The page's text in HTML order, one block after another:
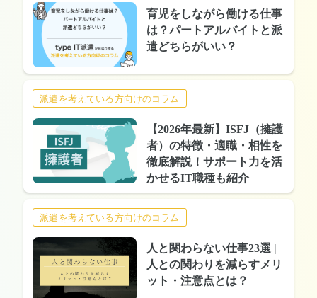
育児をしながら働ける仕事
は？パートアルバイトと派
遣どちらがいい？
派遣を考えている方向けのコラム
【2026年最新】ISFJ（擁護
者）の特徴・適職・相性を
徹底解説！サポート力を活
かせるIT職種も紹介
派遣を考えている方向けのコラム
人と関わらない仕事23選 |
人との関わりを減らすメリ
ット・注意点とは？